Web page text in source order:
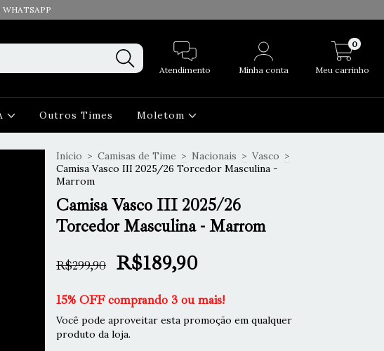
Atendimento Minha conta Meu carrinho
0
Outros Times Moletom
Início > Camisas de Time > Nacionais > Vasco >
Camisa Vasco III 2025/26 Torcedor Masculina -
Marrom
Camisa Vasco III 2025/26
Torcedor Masculina - Marrom
R$299,90 R$189,90
15% OFF comprando 3 ou mais!
Você pode aproveitar esta promoção em qualquer
produto da loja.